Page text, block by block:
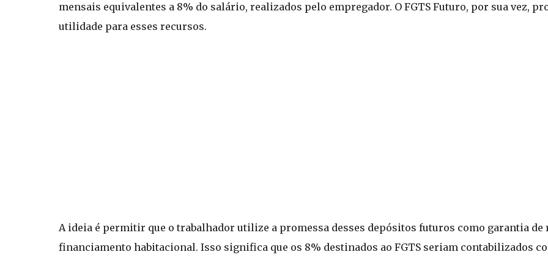
mensais equivalentes a 8% do salário, realizados pelo empregador. O FGTS Futuro, por sua vez,
utilidade para esses recursos.
A ideia é permitir que o trabalhador utilize a promessa desses depósitos futuros como garantia
financiamento habitacional. Isso significa que os 8% destinados ao FGTS seriam contabilizados